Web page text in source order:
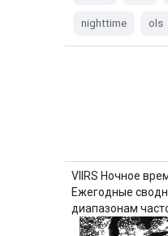
nighttime ols
VIIRS Ночное
Ежегодные
диапазонам